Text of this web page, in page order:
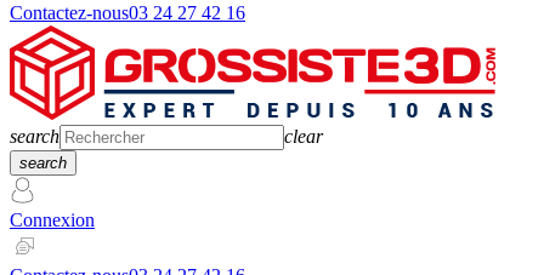
Contactez-nous03 24 27 42 16
search clear
search
Connexion